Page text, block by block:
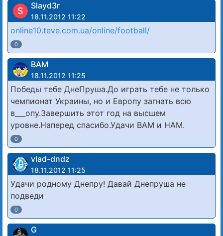
S Slayd3r
18.11.2012 11:22
online10.teve.com.ua/online/football/
0
ВАМ
18.11.2012 11:25
Победы тебе ДнеПруша.До играть тебе не только
чемпионат Украины, но и Европу загнать всю
в___опу.Завершить этот год на высшем
уровне.Наперед спасибо.Удачи ВАМ и НАМ.
0
vlad-dndz
18.11.2012 11:25
Удачи родному Днепру! Давай Днепруша не
подведи
0
G